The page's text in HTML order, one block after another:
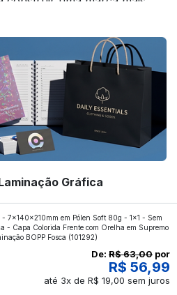
Gráfica
de laminações mais
da gráfica FuturaIM? Então,
revelar para você!
7x140x210mm em Pólen Soft 80g - 1x1 - Sem
- Capa Colorida Frente com Orelha em Supremo
BOPP Fosca (101292)
De: R$ 63,00 por
R$ 56,99
até 3x de R$ 19,00 sem juros